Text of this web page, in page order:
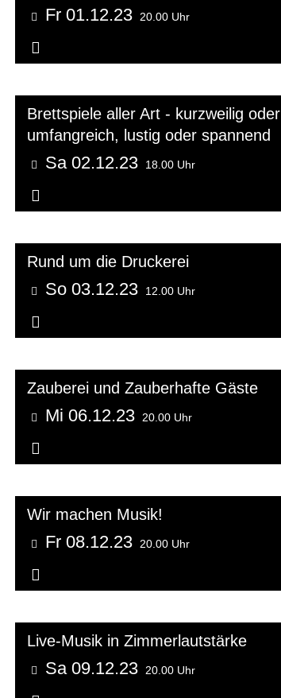
Fr 01.12.23 20.00 Uhr
Brettspiele aller Art - kurzweilig oder
umfangreich, lustig oder spannend
Sa 02.12.23 18.00 Uhr
Rund um die Druckerei
So 03.12.23 12.00 Uhr
Zauberei und Zauberhafte Gäste
Mi 06.12.23 20.00 Uhr
Wir machen Musik!
Fr 08.12.23 20.00 Uhr
Live-Musik in Zimmerlautstärke
Sa 09.12.23 20.00 Uhr